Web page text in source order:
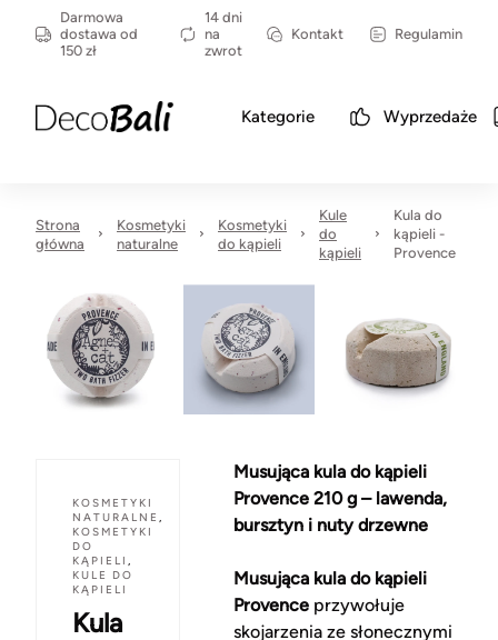
Darmowa
dostawa od
150 zł
14 dni
na
zwrot
Kontakt Regulamin
Kategorie Wyprzedaże
Strona
główna
Kosmetyki
naturalne
Kosmetyki
do kąpieli
Kule
do
kąpieli
Kula do
kąpieli -
Provence
KOSMETYKI
NATURALNE ,
KOSMETYKI
DO
KĄPIELI ,
KULE DO
KĄPIELI
Kula
Musująca kula do kąpieli
Provence 210 g – lawenda,
bursztyn i nuty drzewne
Musująca kula do kąpieli
Provenceprzywołuje
skojarzenia ze słonecznymi